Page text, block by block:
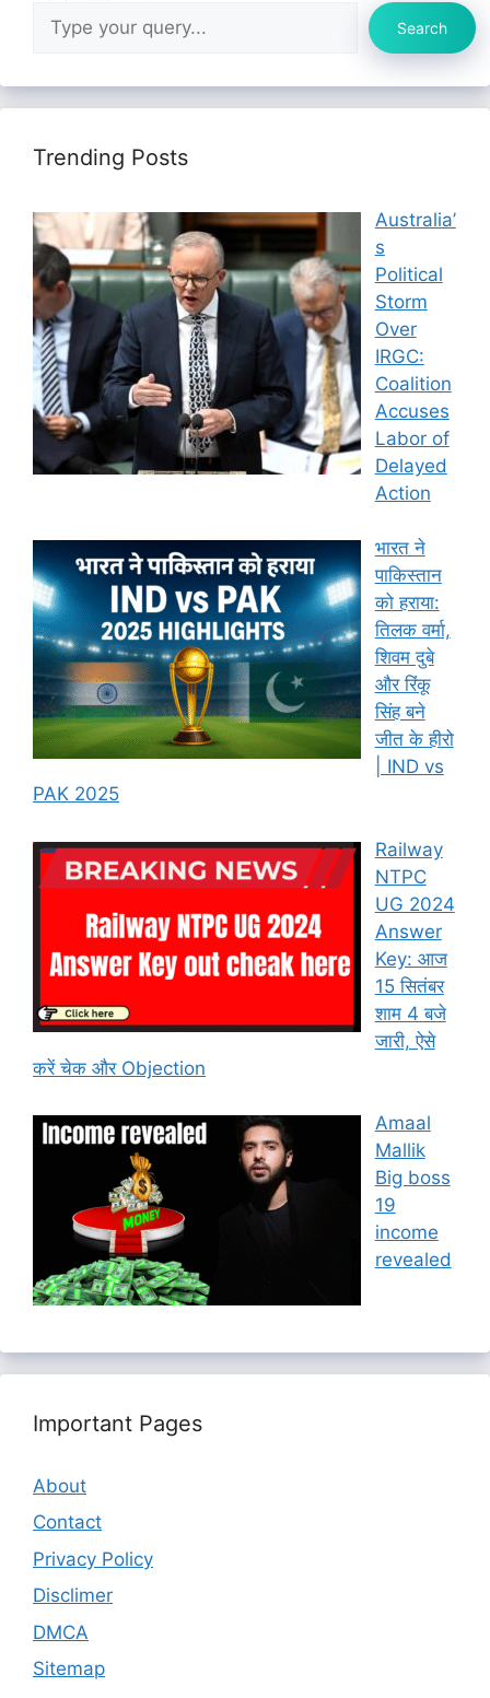
Search
Trending Posts
Australia’
s
Political
Storm
Over
IRGC:
Coalition
Accuses
Labor of
Delayed
Action
भारत ने
पाकिस्तान
को हराया:
तिलक वर्मा,
शिवम दुबे
और रिंकू
सिंह बने
जीत के हीरो
| IND vs
PAK 2025
Railway
NTPC
UG 2024
Answer
Key: आज
15 सितंबर
शाम 4 बजे
जारी, ऐसे
करें चेक और Objection
Amaal
Mallik
Big boss
19
income
revealed
Important Pages
About
Contact
Privacy Policy
Disclimer
DMCA
Sitemap